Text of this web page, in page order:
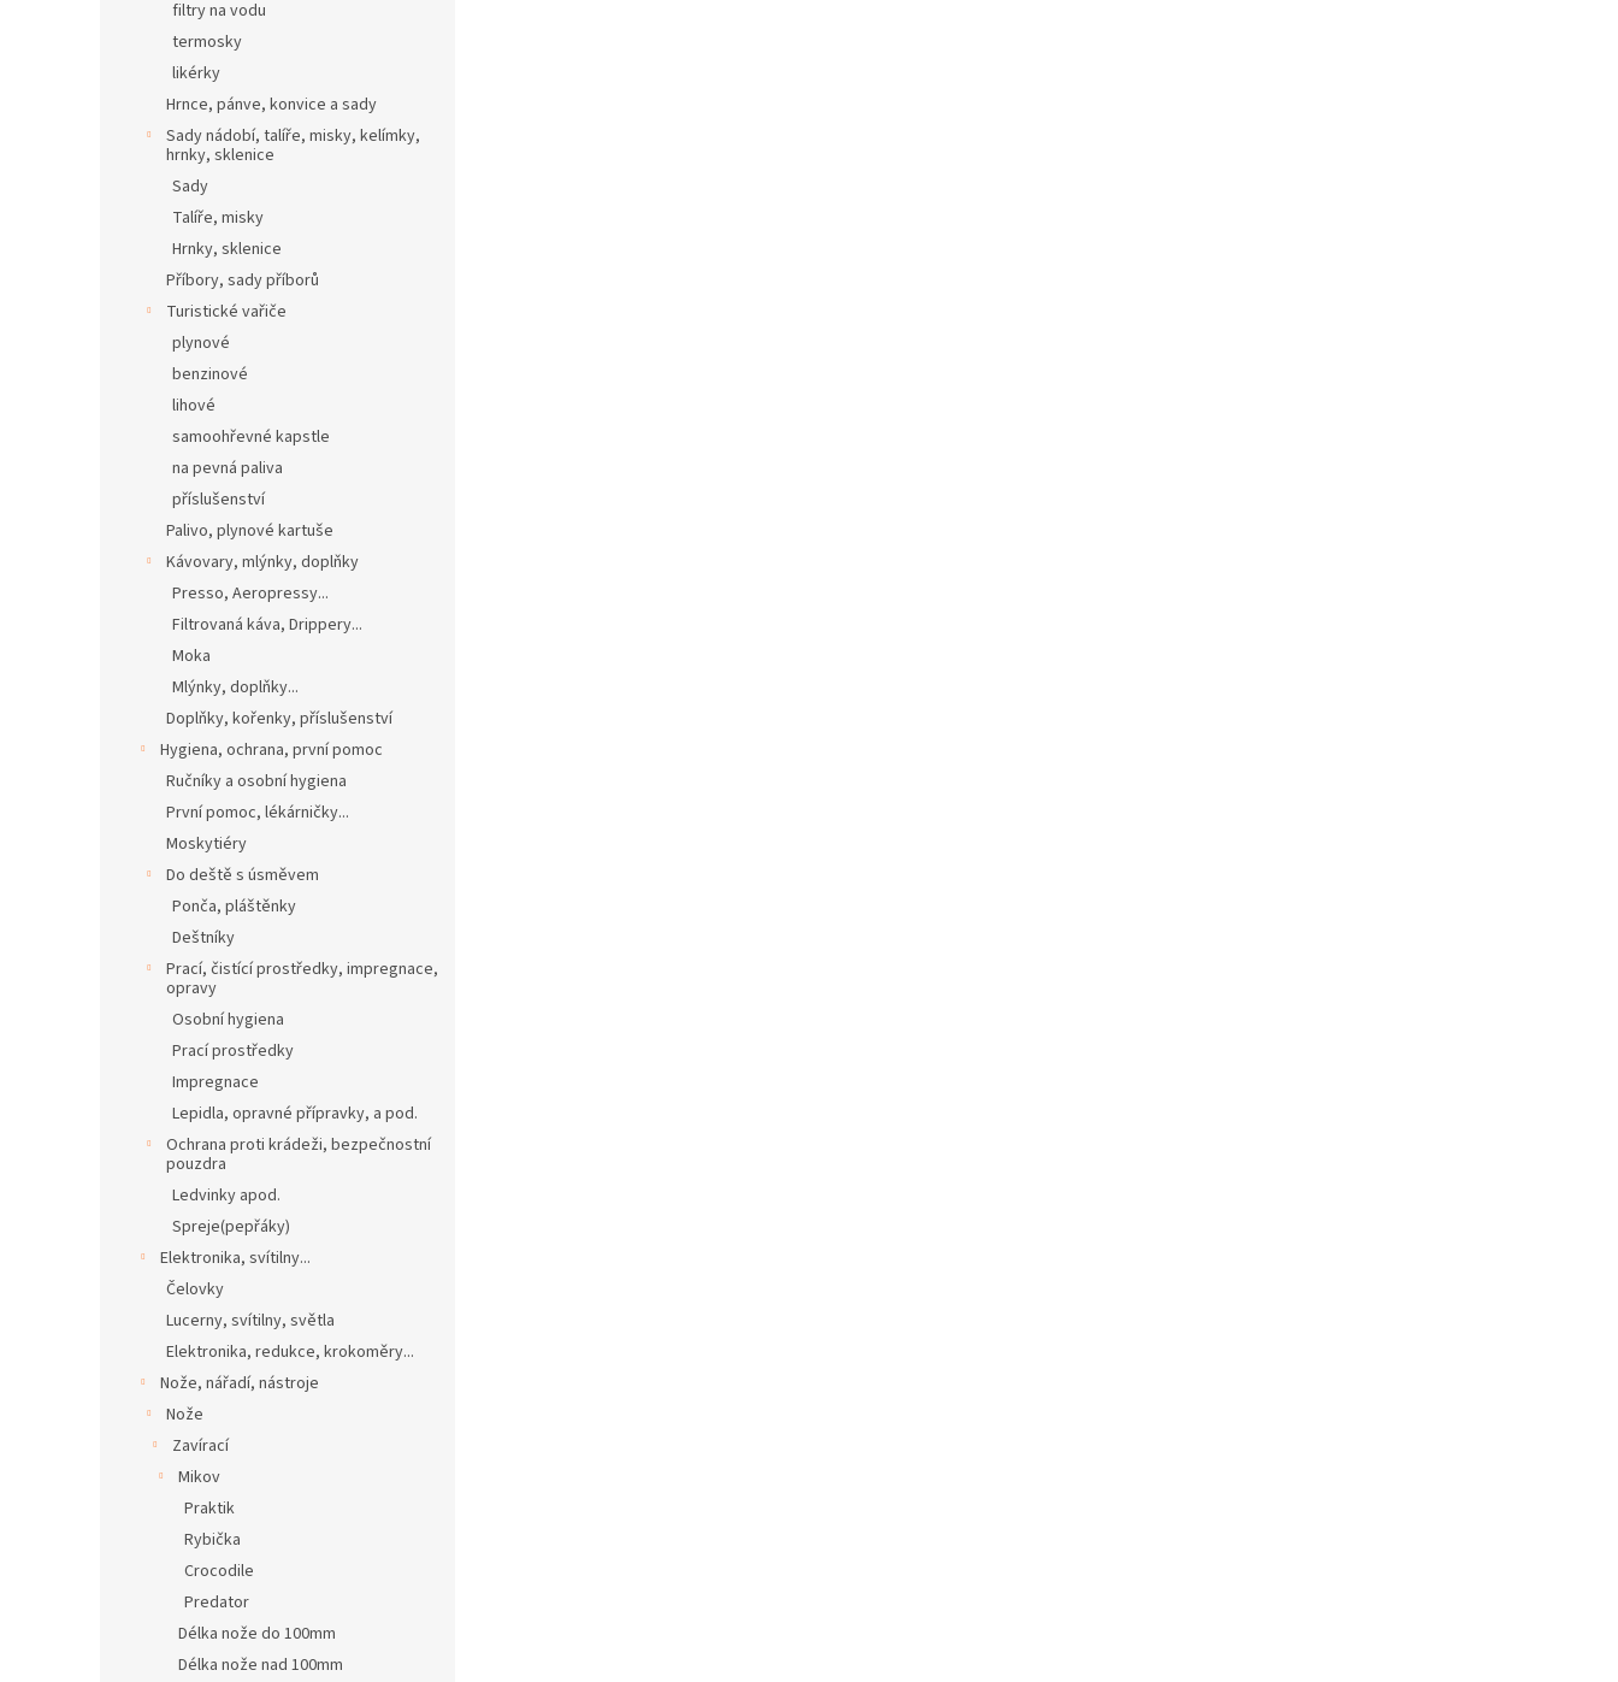
filtry na vodu
termosky
likérky
Hrnce, pánve, konvice a sady
Sady nádobí, talíře, misky, kelímky,
hrnky, sklenice
Sady
Talíře, misky
Hrnky, sklenice
Příbory, sady příborů
Turistické vařiče
plynové
benzinové
lihové
samoohřevné kapstle
na pevná paliva
příslušenství
Palivo, plynové kartuše
Kávovary, mlýnky, doplňky
Presso, Aeropressy...
Filtrovaná káva, Drippery...
Moka
Mlýnky, doplňky...
Doplňky, kořenky, příslušenství
Hygiena, ochrana, první pomoc
Ručníky a osobní hygiena
První pomoc, lékárničky...
Moskytiéry
Do deště s úsměvem
Ponča, pláštěnky
Deštníky
Prací, čistící prostředky, impregnace,
opravy
Osobní hygiena
Prací prostředky
Impregnace
Lepidla, opravné přípravky, a pod.
Ochrana proti krádeži, bezpečnostní
pouzdra
Ledvinky apod.
Spreje(pepřáky)
Elektronika, svítilny...
Čelovky
Lucerny, svítilny, světla
Elektronika, redukce, krokoměry...
Nože, nářadí, nástroje
Nože
Zavírací
Mikov
Praktik
Rybička
Crocodile
Predator
Délka nože do 100mm
Délka nože nad 100mm